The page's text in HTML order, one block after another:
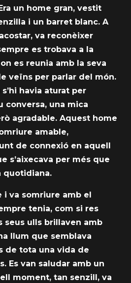
un home gran, vestit
i un barret blanc. A
va reconèixer
es trobava a la
es reunia amb la seva
veïns per parlar del món.
havia aturat per
conversa, una mica
agradable. Aquest home
amable,
de connexió en aquell
s’aixecava per més que
quotidiana.
i va somriure amb el
tenia, com si res
seus ulls brillaven amb
llum que semblava
de tota una vida de
Es van saludar amb un
moment, tan senzill, va